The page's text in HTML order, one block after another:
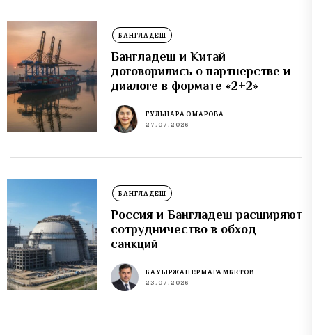
БАНГЛАДЕШ
Бангладеш и Китай
договорились о партнерстве и
диалоге в формате «2+2»
ГУЛЬНАРА ОМАРОВА
27.07.2026
БАНГЛАДЕШ
Россия и Бангладеш расширяют
сотрудничество в обход
санкций
БАУЫРЖАН ЕРМАГАМБЕТОВ
23.07.2026